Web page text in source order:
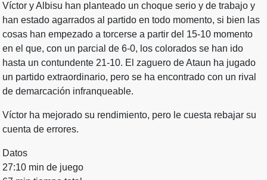
Víctor y Albisu han planteado un choque serio y de trabajo y
han estado agarrados al partido en todo momento, si bien las
cosas han empezado a torcerse a partir del 15-10 momento
en el que, con un parcial de 6-0, los colorados se han ido
hasta un contundente 21-10. El zaguero de Ataun ha jugado
un partido extraordinario, pero se ha encontrado con un rival
de demarcación infranqueable.
Víctor ha mejorado su rendimiento, pero le cuesta rebajar su
cuenta de errores.
Datos
27:10 min de juego